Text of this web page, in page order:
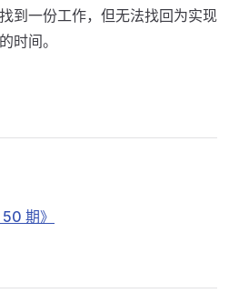
到一份工作，但无法找回为实现
时间。
期》